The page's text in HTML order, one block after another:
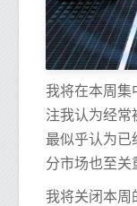
我将在本周集
注我认为经常
最似乎认为已
分市场也至关
我将关闭本周